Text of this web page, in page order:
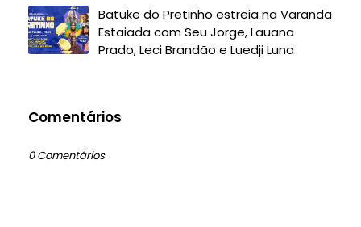
Batuke do Pretinho estreia na Varanda
Estaiada com Seu Jorge, Lauana
Prado, Leci Brandão e Luedji Luna
Comentários
0 Comentários